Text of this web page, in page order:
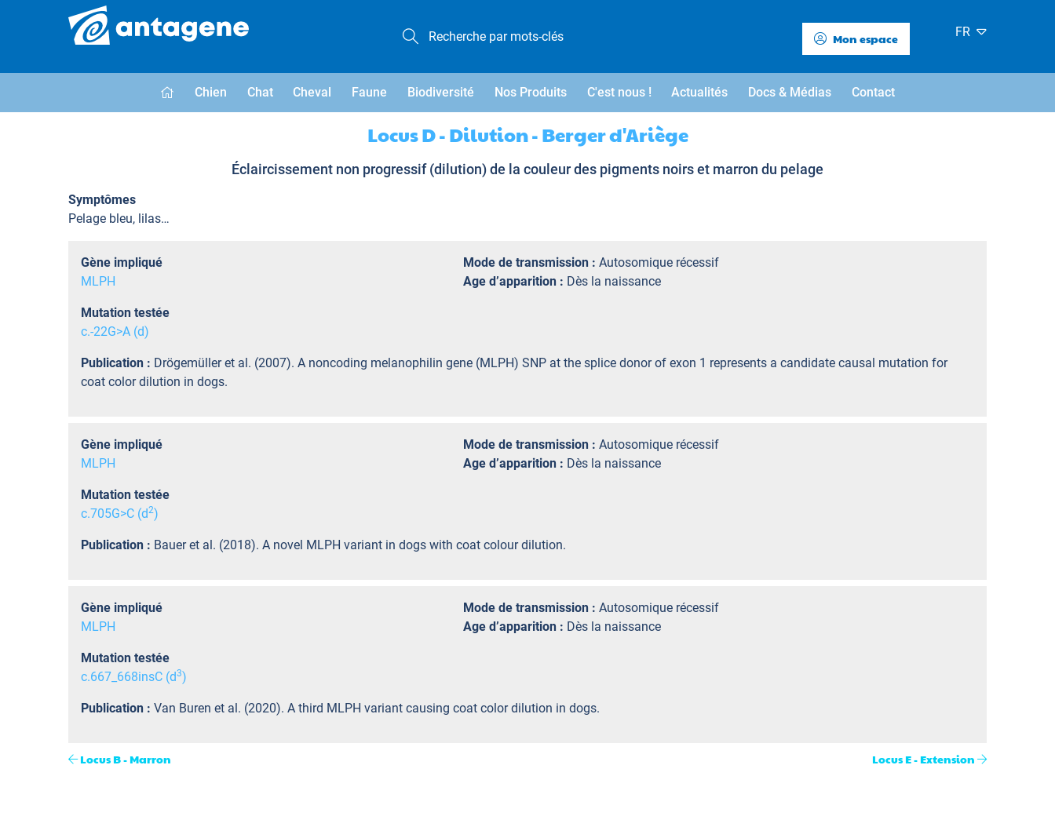
Mon espace FR
Chien Chat Cheval Faune Biodiversité Nos Produits C'est nous ! Actualités Docs & Médias Contact
Locus D - Dilution - Berger d'Ariège
Éclaircissement non progressif (dilution) de la couleur des pigments noirs et marron du pelage
Symptômes
Pelage bleu, lilas…
Gène impliqué
MLPH
Mutation testée
c.-22G>A (d)
Mode de transmission : Autosomique récessif
Age d’apparition : Dès la naissance
Publication : Drögemüller et al. (2007). A noncoding melanophilin gene (MLPH) SNP at the splice donor of exon 1 represents a candidate causal mutation for
coat color dilution in dogs.
Gène impliqué
MLPH
Mutation testée
c.705G>C (d2)
Mode de transmission : Autosomique récessif
Age d’apparition : Dès la naissance
Publication : Bauer et al. (2018). A novel MLPH variant in dogs with coat colour dilution.
Gène impliqué
MLPH
Mutation testée
c.667_668insC (d3)
Mode de transmission : Autosomique récessif
Age d’apparition : Dès la naissance
Publication : Van Buren et al. (2020). A third MLPH variant causing coat color dilution in dogs.
Locus B - Marron Locus E - Extension